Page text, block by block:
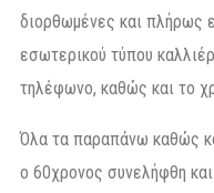
διορθωμένες και πλήρως
εσωτερικού τύπου
τηλέφωνο, καθώς και το
Όλα τα παραπάνω καθώς
ο 60χρονος συνελήφθη